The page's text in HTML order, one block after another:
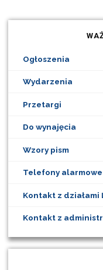
Ogłoszenia
Wydarzenia
Przetargi
Do wynajęcia
Wzory pism
Telefony alarmowe
Kontakt z działami
Kontakt z